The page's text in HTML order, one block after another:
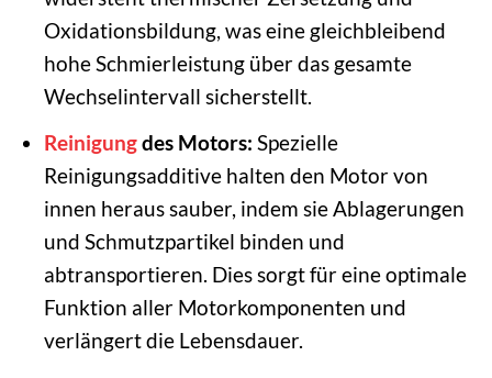
Oxidationsbildung, was eine gleichbleibend
hohe Schmierleistung über das gesamte
Wechselintervall sicherstellt.
Reinigungdes Motors: Spezielle
Reinigungsadditive halten den Motor von
innen heraus sauber, indem sie Ablagerungen
und Schmutzpartikel binden und
abtransportieren. Dies sorgt für eine optimale
Funktion aller Motorkomponenten und
verlängert die Lebensdauer.